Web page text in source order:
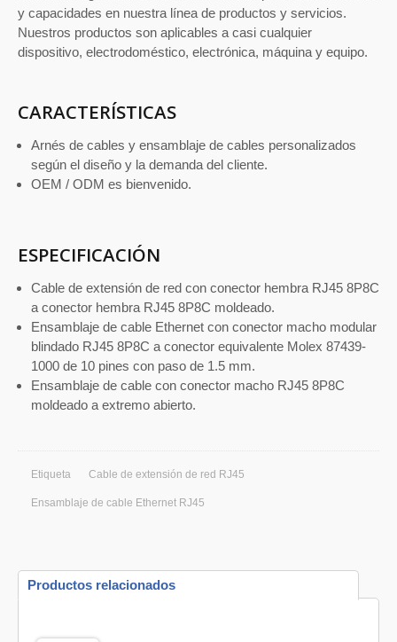
y capacidades en nuestra línea de productos y servicios.
Nuestros productos son aplicables a casi cualquier
dispositivo, electrodoméstico, electrónica, máquina y equipo.
CARACTERÍSTICAS
Arnés de cables y ensamblaje de cables personalizados
según el diseño y la demanda del cliente.
OEM / ODM es bienvenido.
ESPECIFICACIÓN
Cable de extensión de red con conector hembra RJ45 8P8C
a conector hembra RJ45 8P8C moldeado.
Ensamblaje de cable Ethernet con conector macho modular
blindado RJ45 8P8C a conector equivalente Molex 87439-
1000 de 10 pines con paso de 1.5 mm.
Ensamblaje de cable con conector macho RJ45 8P8C
moldeado a extremo abierto.
Etiqueta Cable de extensión de red RJ45
Ensamblaje de cable Ethernet RJ45
Productos relacionados